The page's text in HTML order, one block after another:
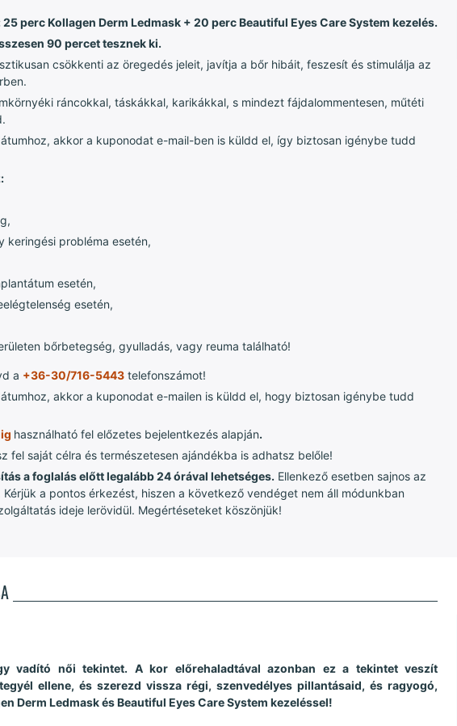
perc Kollagen Derm Ledmask + 20 perc Beautiful Eyes Care System kezelés.
90 percet tesznek ki.
csökkenti az öregedés jeleit, javítja a bőr hibáit, feszesít és stimulálja az
ráncokkal, táskákkal, karikákkal, s mindezt fájdalommentesen, műtéti
akkor a kuponodat e-mail-ben is küldd el, így biztosan igénybe tudd
keringési probléma esetén,
esetén,
esetén,
bőrbetegség, gyulladás, vagy reuma található!
a +36-30/716-5443 telefonszámot!
akkor a kuponodat e-mailen is küldd el, hogy biztosan igénybe tudd
használható fel előzetes bejelentkezés alapján.
fel saját célra és természetesen ajándékba is adhatsz belőle!
a foglalás előtt legalább 24 órával lehetséges. Ellenkező esetben sajnos az
a pontos érkezést, hiszen a következő vendéget nem áll módunkban
ideje lerövidül. Megértéseteket köszönjük!
vadító női tekintet. A kor előrehaladtával azonban ez a tekintet veszít
ellene, és szerezd vissza régi, szenvedélyes pillantásaid, és ragyogó,
Derm Ledmask és Beautiful Eyes Care System kezeléssel!